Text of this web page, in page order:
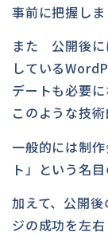
事前に把握しま
また 公開後に
している
デートも必要
このような技
一般的には制
ト」という名
加えて、公開
ジの成功を左